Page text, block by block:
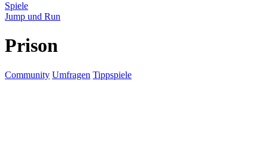
Spiele
Jump und Run
Prison
Community Umfragen Tippspiele